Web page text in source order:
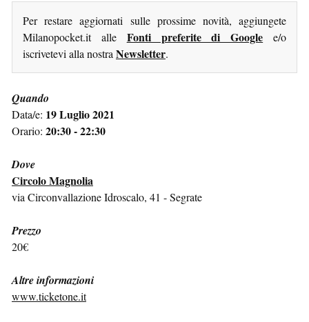
Per restare aggiornati sulle prossime novità, aggiungete
Milanopocket.it alle Fonti preferite di Google e/o
iscrivetevi alla nostra Newsletter.
Quando
Data/e: 19 Luglio 2021
Orario: 20:30 - 22:30
Dove
Circolo Magnolia
via Circonvallazione Idroscalo, 41 - Segrate
Prezzo
20€
Altre informazioni
www.ticketone.it